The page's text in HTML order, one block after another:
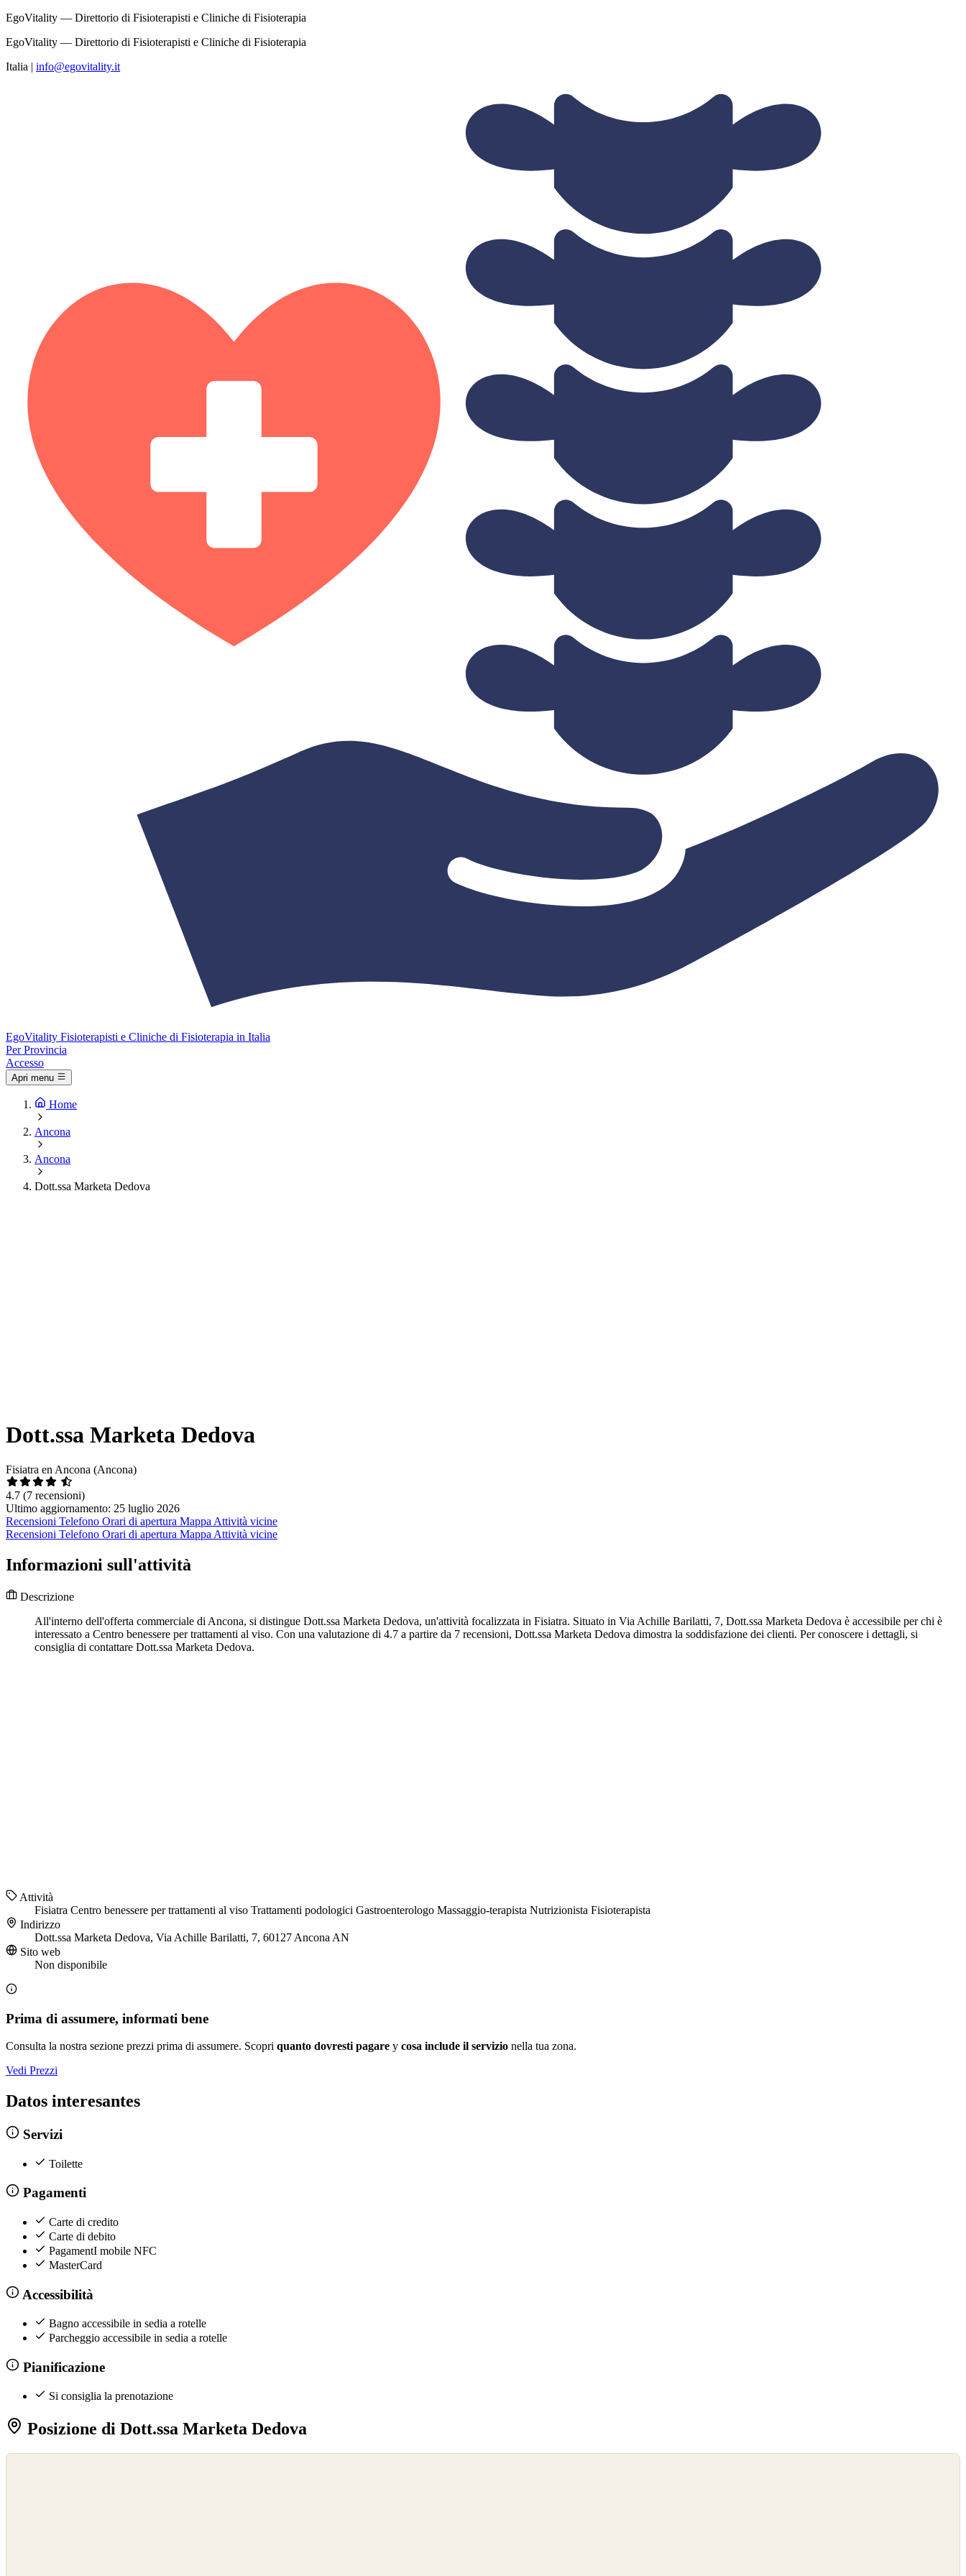
EgoVitality — Direttorio di Fisioterapisti e Cliniche di Fisioterapia
EgoVitality — Direttorio di Fisioterapisti e Cliniche di Fisioterapia
Italia | info@egovitality.it
EgoVitality Fisioterapisti e Cliniche di Fisioterapia in Italia
Per Provincia
Accesso
Apri menu
Home
Ancona
Ancona
Dott.ssa Marketa Dedova
Dott.ssa Marketa Dedova
Fisiatra en Ancona (Ancona)
4.7 (7 recensioni)
Ultimo aggiornamento: 25 luglio 2026
Recensioni Telefono Orari di apertura Mappa Attività vicine
Recensioni Telefono Orari di apertura Mappa Attività vicine
Informazioni sull'attività
Descrizione
All'interno dell'offerta commerciale di Ancona, si distingue Dott.ssa Marketa Dedova, un'attività focalizzata in Fisiatra. Situato in Via Achille Barilatti, 7, Dott.ssa Marketa Dedova è accessibile per chi è
interessato a Centro benessere per trattamenti al viso. Con una valutazione di 4.7 a partire da 7 recensioni, Dott.ssa Marketa Dedova dimostra la soddisfazione dei clienti. Per conoscere i dettagli, si
consiglia di contattare Dott.ssa Marketa Dedova.
Attività
Fisiatra Centro benessere per trattamenti al viso Trattamenti podologici Gastroenterologo Massaggio-terapista Nutrizionista Fisioterapista
Indirizzo
Dott.ssa Marketa Dedova, Via Achille Barilatti, 7, 60127 Ancona AN
Sito web
Non disponibile
Prima di assumere, informati bene
Consulta la nostra sezione prezzi prima di assumere. Scopri quanto dovresti pagare y cosa include il servizio nella tua zona.
Vedi Prezzi
Datos interesantes
Servizi
Toilette
Pagamenti
Carte di credito
Carte di debito
PagamentI mobile NFC
MasterCard
Accessibilità
Bagno accessibile in sedia a rotelle
Parcheggio accessibile in sedia a rotelle
Pianificazione
Si consiglia la prenotazione
Posizione di Dott.ssa Marketa Dedova